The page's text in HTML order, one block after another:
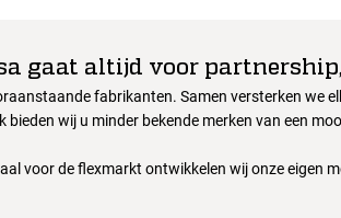
gaat altijd voor
fabrikanten. Samen versterken we
bieden wij u minder bekende merken van een
voor de flexmarkt ontwikkelen wij onze eigen